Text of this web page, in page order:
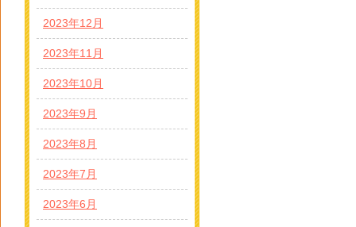
2023年12月
2023年11月
2023年10月
2023年9月
2023年8月
2023年7月
2023年6月